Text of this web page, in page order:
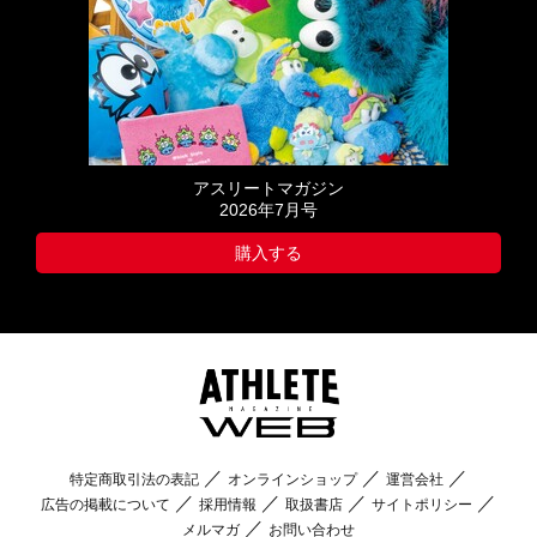
アスリートマガジン
2026年7月号
購入する
特定商取引法の表記 オンラインショップ
運営会社
広告の掲載について
採用情報 取扱書店
サイトポリシー
メルマガ
お問い合わせ